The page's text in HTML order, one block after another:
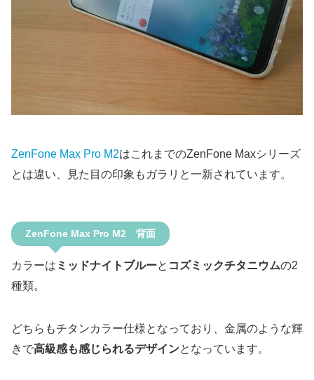
ZenFone Max Pro M2はこれまでのZenFone Maxシリーズ
とは違い、見た目の印象もガラリと一新されています。
ZenFone Max Pro M2 背面
カラーは ミッドナイトブルーと コズミックチタニウムの2
種類。
どちらもチタンカラー仕様となっており、金属のような輝
きで高級感も感じられるデザインとなっています。